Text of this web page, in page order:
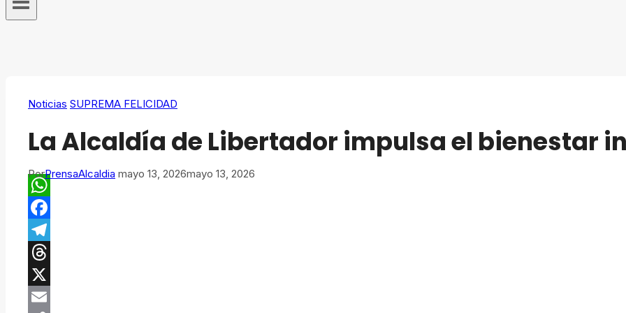
Noticias SUPREMA FELICIDAD
La Alcaldía de Libertador impulsa el bienestar
PorPrensaAlcaldia mayo 13, 2026mayo 13, 2026
WhatsApp
Facebook
Telegram
Threads
X